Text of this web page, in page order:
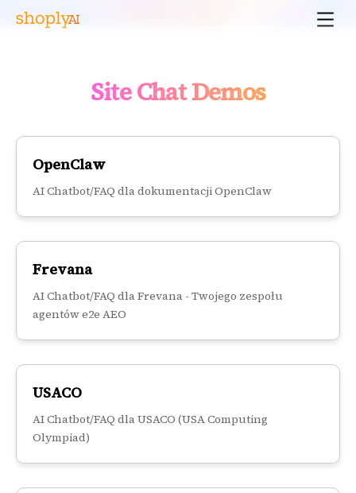
Site Chat Demos
OpenClaw
AI Chatbot/FAQ dla dokumentacji OpenClaw
Frevana
AI Chatbot/FAQ dla Frevana - Twojego zespołu
agentów e2e AEO
USACO
AI Chatbot/FAQ dla USACO (USA Computing
Olympiad)